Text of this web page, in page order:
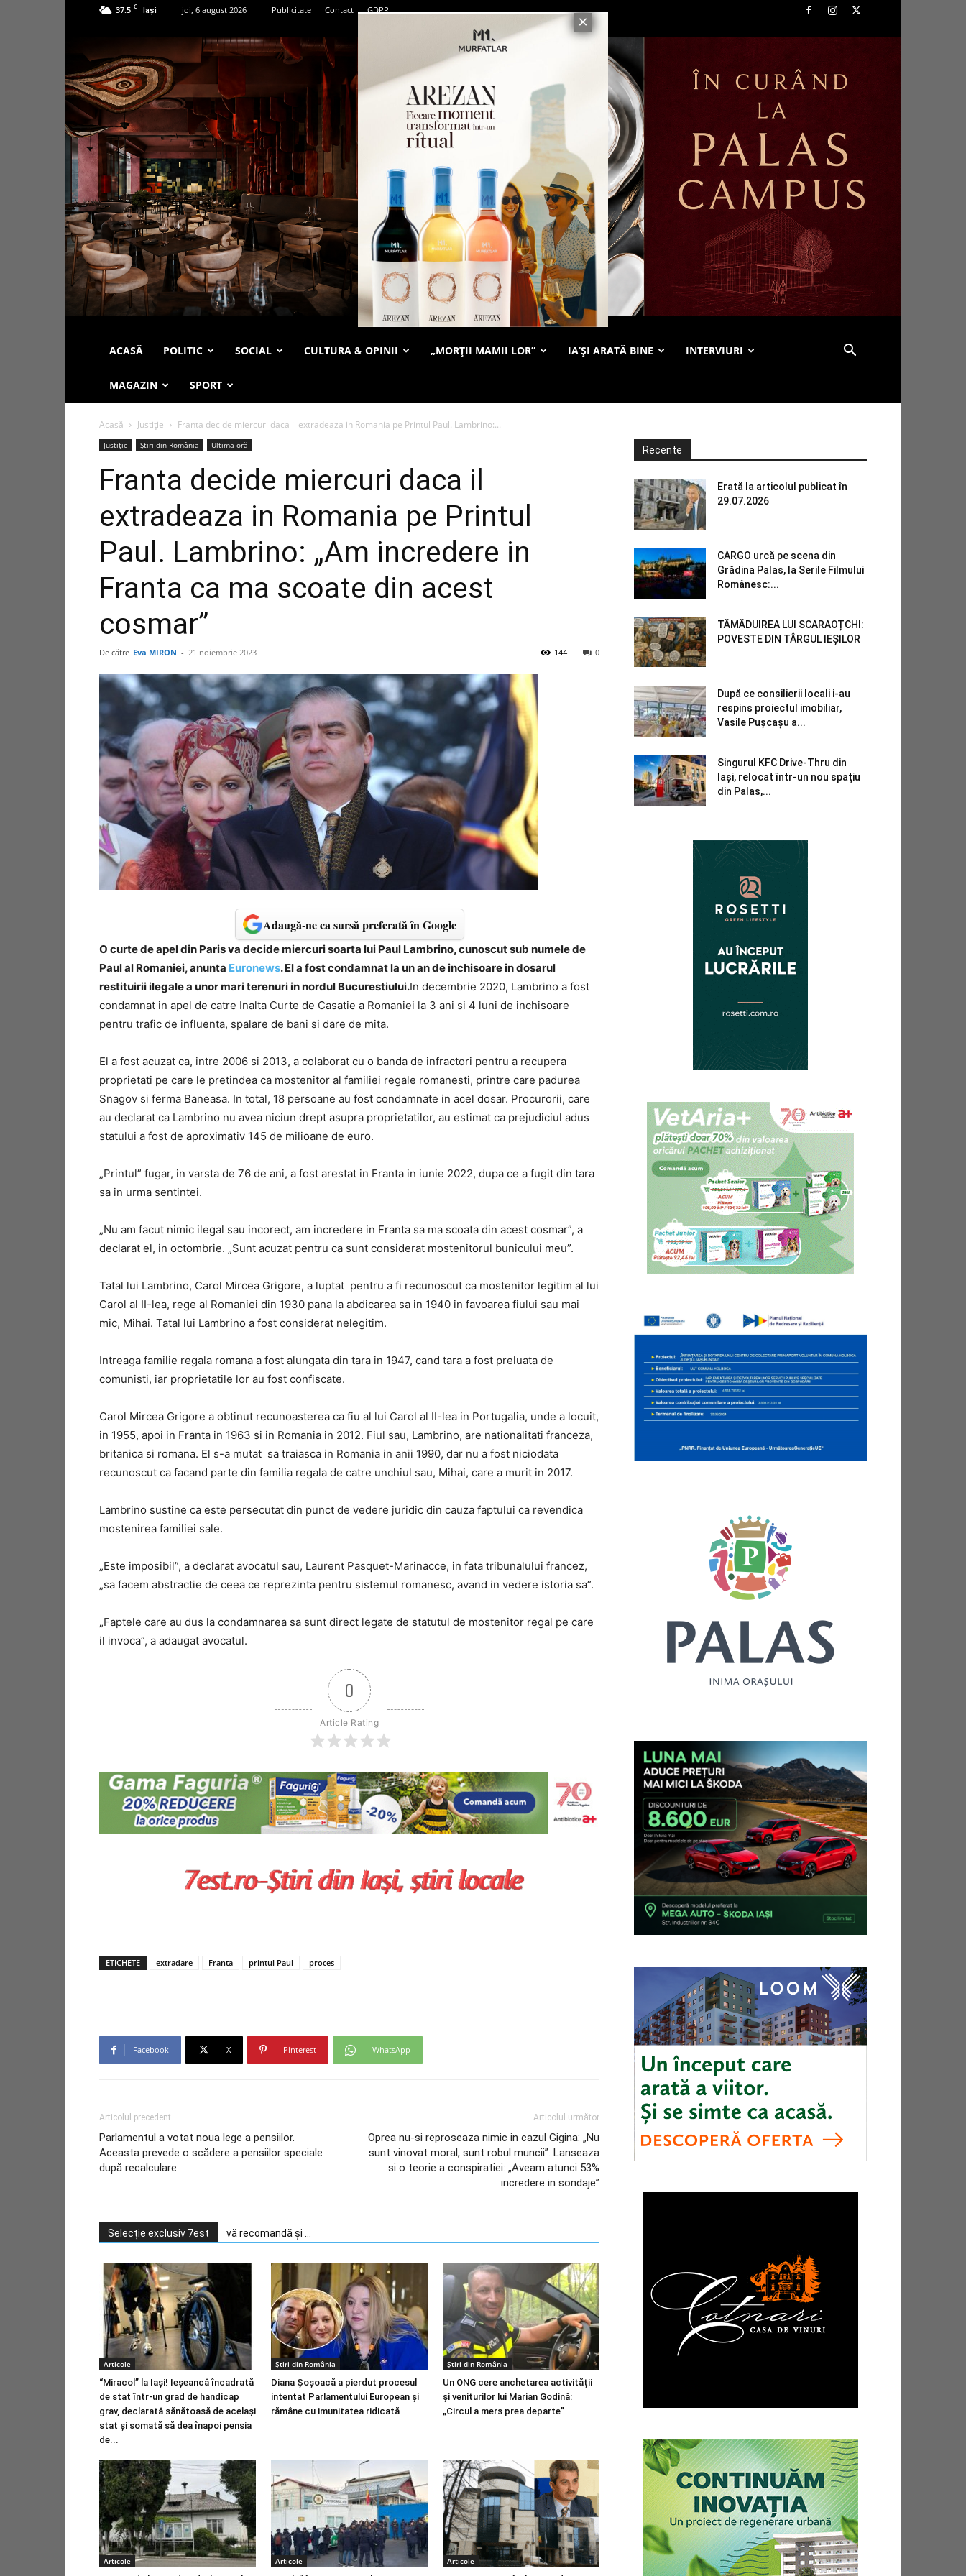
37.5 C Iași joi, 6 august 2026 Publicitate Contact GDPR
ACASĂ POLITIC SOCIAL CULTURA & OPINII „MORȚII MAMII LOR” IA’ȘI ARATĂ BINE INTERVIURI
MAGAZIN SPORT
Acasă Justiție Franta decide miercuri daca il extradeaza in Romania pe Printul Paul. Lambrino:...
Justiție Știri din România Ultima oră
Franta decide miercuri daca il
extradeaza in Romania pe Printul
Paul. Lambrino: „Am incredere in
Franta ca ma scoate din acest
cosmar”
De către Eva MIRON - 21 noiembrie 2023 0
144
Adaugă-ne ca sursă preferată în Google
O curte de apel din Paris va decide miercuri soarta lui Paul Lambrino, cunoscut sub numele de
Paul al Romaniei, anunta Euronews. El a fost condamnat la un an de inchisoare in dosarul
restituirii ilegale a unor mari terenuri in nordul Bucurestiului.In decembrie 2020, Lambrino a fost
condamnat in apel de catre Inalta Curte de Casatie a Romaniei la 3 ani si 4 luni de inchisoare
pentru trafic de influenta, spalare de bani si dare de mita.
El a fost acuzat ca, intre 2006 si 2013, a colaborat cu o banda de infractori pentru a recupera
proprietati pe care le pretindea ca mostenitor al familiei regale romanesti, printre care padurea
Snagov si ferma Baneasa. In total, 18 persoane au fost condamnate in acel dosar. Procurorii, care
au declarat ca Lambrino nu avea niciun drept asupra proprietatilor, au estimat ca prejudiciul adus
statului a fost de aproximativ 145 de milioane de euro.
„Printul” fugar, in varsta de 76 de ani, a fost arestat in Franta in iunie 2022, dupa ce a fugit din tara
sa in urma sentintei.
„Nu am facut nimic ilegal sau incorect, am incredere in Franta sa ma scoata din acest cosmar”, a
declarat el, in octombrie. „Sunt acuzat pentru ca sunt considerat mostenitorul bunicului meu”.
Tatal lui Lambrino, Carol Mircea Grigore, a luptat pentru a fi recunoscut ca mostenitor legitim al lui
Carol al II-lea, rege al Romaniei din 1930 pana la abdicarea sa in 1940 in favoarea fiului sau mai
mic, Mihai. Tatal lui Lambrino a fost considerat nelegitim.
Intreaga familie regala romana a fost alungata din tara in 1947, cand tara a fost preluata de
comunisti, iar proprietatile lor au fost confiscate.
Carol Mircea Grigore a obtinut recunoasterea ca fiu al lui Carol al II-lea in Portugalia, unde a locuit,
in 1955, apoi in Franta in 1963 si in Romania in 2012. Fiul sau, Lambrino, are nationalitati franceza,
britanica si romana. El s-a mutat sa traiasca in Romania in anii 1990, dar nu a fost niciodata
recunoscut ca facand parte din familia regala de catre unchiul sau, Mihai, care a murit in 2017.
Lambrino sustine ca este persecutat din punct de vedere juridic din cauza faptului ca revendica
mostenirea familiei sale.
„Este imposibil”, a declarat avocatul sau, Laurent Pasquet-Marinacce, in fata tribunalului francez,
„sa facem abstractie de ceea ce reprezinta pentru sistemul romanesc, avand in vedere istoria sa”.
„Faptele care au dus la condamnarea sa sunt direct legate de statutul de mostenitor regal pe care
il invoca”, a adaugat avocatul.
0
Article Rating
ETICHETE extradare Franta printul Paul proces
Facebook X Pinterest WhatsApp
Articolul precedent
Parlamentul a votat noua lege a pensiilor.
Aceasta prevede o scădere a pensiilor speciale
după recalculare
Articolul următor
Oprea nu-si reproseaza nimic in cazul Gigina: „Nu
sunt vinovat moral, sunt robul muncii”. Lanseaza
si o teorie a conspiratiei: „Aveam atunci 53%
incredere in sondaje”
Selecție exclusiv 7est vă recomandă și ...
Articole
“Miracol” la Iași! Ieșeancă încadrată
de stat într-un grad de handicap
grav, declarată sănătoasă de același
stat și somată să dea înapoi pensia
de...
Știri din România
Diana Șoșoacă a pierdut procesul
intentat Parlamentului European și
rămâne cu imunitatea ridicată
Știri din România
Un ONG cere anchetarea activității
și veniturilor lui Marian Godină:
„Circul a mers prea departe”
Articole Articole Articole
Recente
Erată la articolul publicat în
29.07.2026
CARGO urcă pe scena din
Grădina Palas, la Serile Filmului
Românesc:...
TĂMĂDUIREA LUI SCARAOȚCHI:
POVESTE DIN TÂRGUL IEȘILOR
După ce consilierii locali i-au
respins proiectul imobiliar,
Vasile Pușcașu a...
Singurul KFC Drive-Thru din
Iași, relocat într-un nou spaţiu
din Palas,...